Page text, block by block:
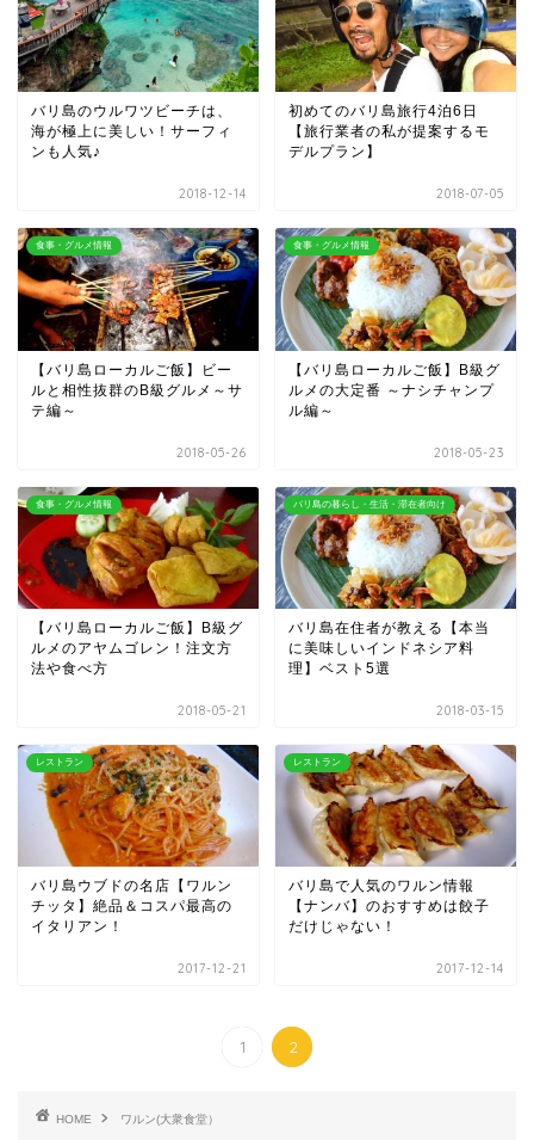
バリ島のウルワツビーチは、
海が極上に美しい！サーフィ
ンも人気♪
2018-12-14
初めてのバリ島旅行4泊6日
【旅行業者の私が提案するモ
デルプラン】
2018-07-05
食事・グルメ情報
【バリ島ローカルご飯】ビー
ルと相性抜群のB級グルメ～サ
テ編～
2018-05-26
食事・グルメ情報
【バリ島ローカルご飯】B級グ
ルメの大定番 ～ナシチャンプ
ル編～
2018-05-23
食事・グルメ情報
【バリ島ローカルご飯】B級グ
ルメのアヤムゴレン！注文方
法や食べ方
2018-05-21
バリ島の暮らし・生活・滞在者向け
バリ島在住者が教える【本当
に美味しいインドネシア料
理】ベスト5選
2018-03-15
レストラン
バリ島ウブドの名店【ワルン
チッタ】絶品＆コスパ最高の
イタリアン！
2017-12-21
レストラン
バリ島で人気のワルン情報
【ナンバ】のおすすめは餃子
だけじゃない！
2017-12-14
1 2
HOME ワルン(大衆食堂）